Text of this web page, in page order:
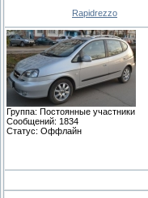
Rapidrezzo
Группа: Постоянные участники
Сообщений: 1834
Статус: Оффлайн